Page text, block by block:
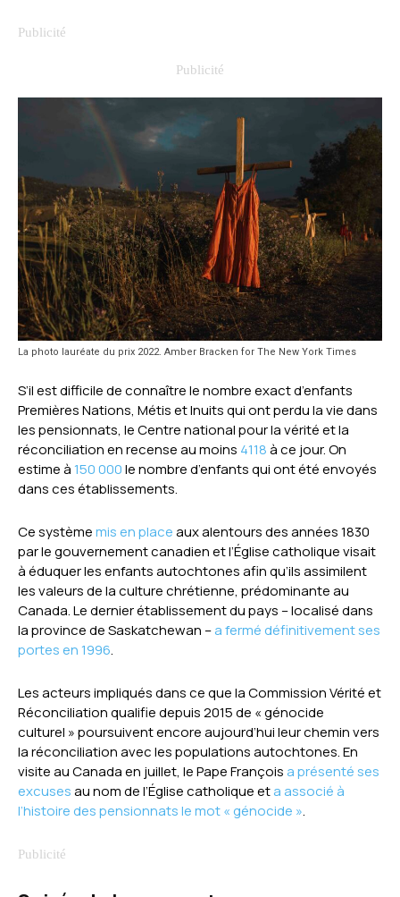
La photo lauréate du prix 2022. Amber Bracken for The New York Times
S’il est difficile de connaître le nombre exact d’enfants
Premières Nations, Métis et Inuits qui ont perdu la vie dans
les pensionnats, le Centre national pour la vérité et la
réconciliation en recense au moins 4118à ce jour. On
estime à150 000le nombre d’enfants qui ont été envoyés
dans ces établissements.
Ce systèmemis en placeaux alentours des années 1830
par le gouvernement canadien et l’Église catholique visait
à éduquer les enfants autochtones afin qu’ils assimilent
les valeurs de la culture chrétienne, prédominante au
Canada. Le dernier établissement du pays – localisé dans
la province de Saskatchewan –a fermé définitivement ses
portes en 1996.
Les acteurs impliqués dans ce que la Commission Vérité et
Réconciliation qualifie depuis 2015 de « génocide
culturel » poursuivent encore aujourd’hui leur chemin vers
la réconciliation avec les populations autochtones. En
visite au Canada en juillet, le Pape François a présenté ses
excusesau nom de l’Église catholique eta associé à
l’histoire des pensionnats le mot « génocide ».